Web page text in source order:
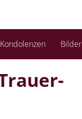
Kondolenzen Bilder